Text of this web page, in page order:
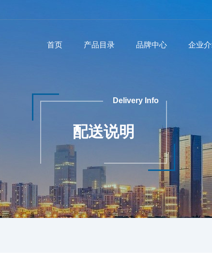
配送说明
Delivery Info
首页 产品目录 品牌中心 企业